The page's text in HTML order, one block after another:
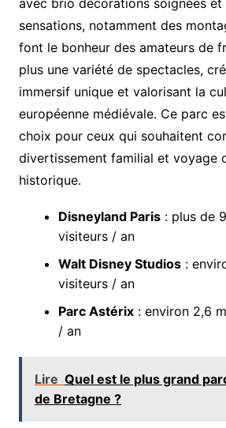
sensations, notamment des
font le bonheur des amateurs de
plus une variété de spectacles,
immersif unique et valorisant la
européenne médiévale. Ce parc
choix pour ceux qui souhaitent
divertissement familial et voyage
historique.
Disneyland Paris: plus de
visiteurs / an
Walt Disney Studios:
visiteurs / an
Parc Astérix: environ 2,6
/ an
Lire Quel est le plus grand
de Bretagne ?